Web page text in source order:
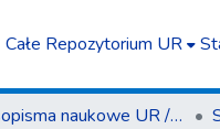
Całe Repozytorium UR
Czasopisma naukowe UR / Scientific Journals